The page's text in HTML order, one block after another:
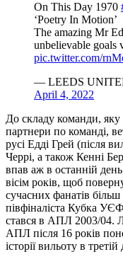
On This Day 1970
‘Poetry In Motion’
The amazing Mr
unbelievable
pic.twitter.com/
— LEEDS
April 4, 2022
До складу команди,
партнери по команді,
русі Едді Грей (після
Черрі, а також Кенні
впав аж в останній
вісім років, щоб
сучасних фанатів
півфіналіста Кубка
стався в АПЛ 2003/04.
АПЛ після 16 років
історії вильоту в третій